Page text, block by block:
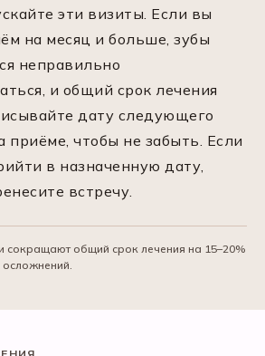
эти визиты. Если вы
на месяц и больше, зубы
неправильно
и общий срок лечения
дату следующего
приёме, чтобы не забыть. Если
в назначенную дату,
встречу.
сокращают общий срок лечения на 15–20%
осложнений.